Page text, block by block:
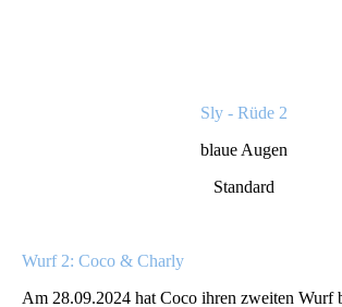
Sly - Rüde 2
blaue Augen
Standard
Wurf 2: Coco & Charly
Am 28.09.2024 hat Coco ihren zweiten Wurf